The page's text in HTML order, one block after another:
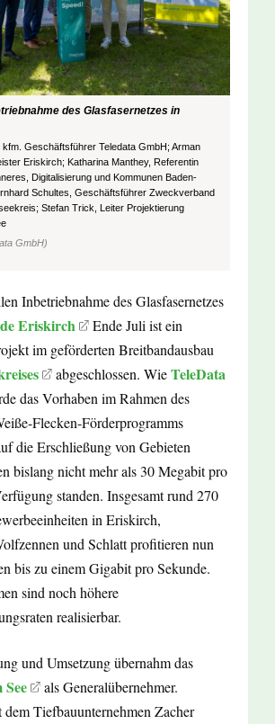
des Glasfasernetzes in
kfm. Geschäftsführer Teledata GmbH; Arman
Eriskirch; Katharina Manthey, Referentin
Digitalisierung und Kommunen Baden-
Schultes, Geschäftsführer Zweckverband
Stefan Trick, Leiter Projektierung
GmbH)
Inbetriebnahme des Glasfasernetzes
Eriskirch
Ende Juli ist ein
im geförderten Breitbandausbau
abgeschlossen. WieTeleData
das Vorhaben im Rahmen des
Flecken-Förderprogramms
die Erschließung von Gebieten
bislang nicht mehr als 30 Megabit pro
standen. Insgesamt rund 270
in Eriskirch,
und Schlatt profitieren nun
bis zu einem Gigabit pro Sekunde.
sind noch höhere
realisierbar.
und Umsetzung übernahm das
als Generalübernehmer.
dem Tiefbauunternehmen Zacher